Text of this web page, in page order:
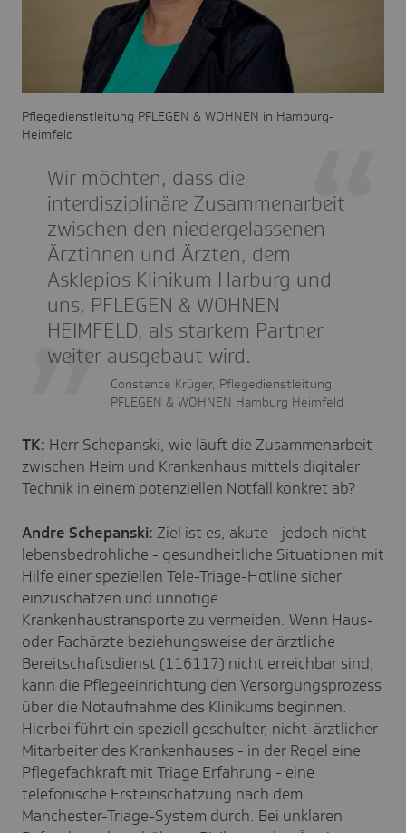
Pflegedienstleitung PFLEGEN & WOHNEN in Hamburg-
Heimfeld
Wir möchten, dass die
interdisziplinäre Zusammenarbeit
zwischen den niedergelassenen
Ärztinnen und Ärzten, dem
Asklepios Klinikum Harburg und
uns, PFLEGEN & WOHNEN
HEIMFELD, als starkem Partner
weiter ausgebaut wird.
Constance Krüger, Pflegedienstleitung
PFLEGEN & WOHNEN Hamburg Heimfeld
TK: Herr Schepanski, wie läuft die Zusammenarbeit
zwischen Heim und Krankenhaus mittels digitaler
Technik in einem potenziellen Notfall konkret ab?
Andre Schepanski: Ziel ist es, akute - jedoch nicht
lebensbedrohliche - gesundheitliche Situationen mit
Hilfe einer speziellen Tele-Triage-Hotline sicher
einzuschätzen und unnötige
Krankenhaustransporte zu vermeiden. Wenn Haus-
oder Fachärzte beziehungsweise der ärztliche
Bereitschaftsdienst (116117) nicht erreichbar sind,
kann die Pflegeeinrichtung den Versorgungsprozess
über die Notaufnahme des Klinikums beginnen.
Hierbei führt ein speziell geschulter, nicht-ärztlicher
Mitarbeiter des Krankenhauses - in der Regel eine
Pflegefachkraft mit Triage Erfahrung - eine
telefonische Ersteinschätzung nach dem
Manchester-Triage-System durch. Bei unklaren